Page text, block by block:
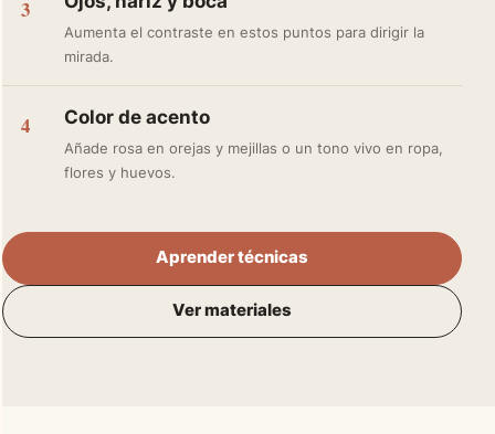
3
Aumenta el contraste en estos puntos para dirigir la
mirada.
4 Color de acento
Añade rosa en orejas y mejillas o un tono vivo en ropa,
flores y huevos.
Aprender técnicas
Ver materiales